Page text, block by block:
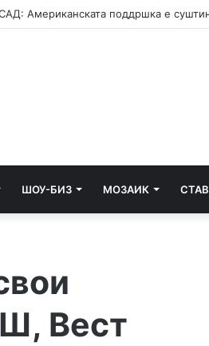
ШОУ-БИЗ МОЗАИК СТАВ
Вест